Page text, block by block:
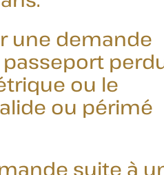
une demande
ou le
ou périmé
suite à